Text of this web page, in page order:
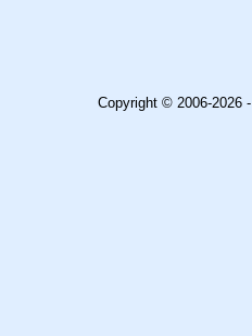
Copyright © 2006-